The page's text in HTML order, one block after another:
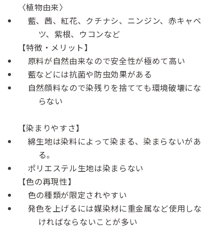
〈植物由来〉
藍、茜、紅花、クチナシ、ニンジン、赤キャベ
ツ、紫根、ウコンなど
【特徴・メリット】
原料が自然由来なので安全性が極めて高い
藍などには抗菌や防虫効果がある
自然顔料なので染残りを捨てても環境破壊にな
らない
【染まりやすさ】
綿生地は染料によって染まる、染まらないがあ
る。
ポリエステル生地は染まらない
【色の再現性】
色の種類が限定されやすい
発色を上げるには媒染材に重金属など使用しな
ければならないことが多い